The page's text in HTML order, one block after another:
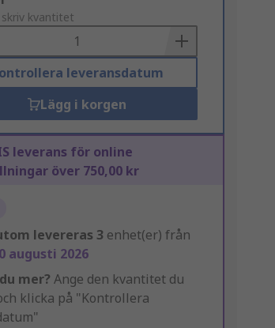
kvantitet
leveransdatum
Lägg i korgen
leverans för online
över 750,00 kr
levereras 3 enhet(er) från
augusti 2026
mer? Ange den kvantitet du
klicka på "Kontrollera